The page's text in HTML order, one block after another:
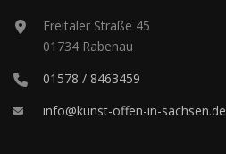
Freitaler Straße 45
01734 Rabenau
01578 / 8463459
info@kunst-offen-in-sachsen.de